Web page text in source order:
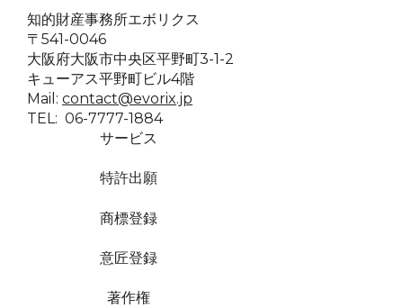
知的財産事務所エボリクス
〒541-0046
大阪府大阪市中央区平野町3-1-2
キューアス平野町ビル4階
Mail: contact@evorix.jp
TEL: 06-7777-1884
サービス
特許出願
商標登録
意匠登録
著作権